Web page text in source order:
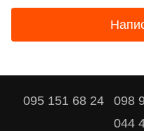
095 151 68 24 098
044